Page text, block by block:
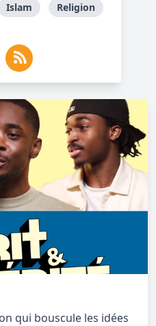
Islam Religion
qui bouscule les idées